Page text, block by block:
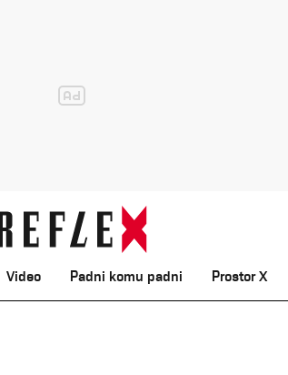
Video Padni komu padni Prostor X